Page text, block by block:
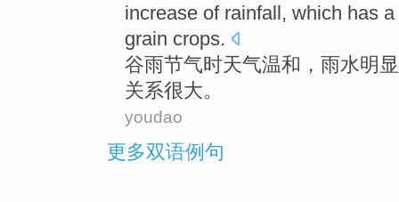
increase of rainfall, which has
grain crops.
谷雨节气时天气温和 ， 雨水明显
关系很大。
youdao
更多双语例句